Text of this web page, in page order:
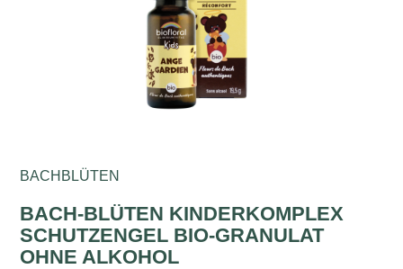
BACHBLÜTEN
BACH-BLÜTEN KINDERKOMPLEX
SCHUTZENGEL BIO-GRANULAT
OHNE ALKOHOL